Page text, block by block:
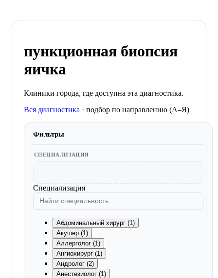
пункционная биопсия
яичка
Клиники города, где доступна эта диагностика.
Вся диагностика · подбор по направлению (A–Я)
Фильтры
СПЕЦИАЛИЗАЦИЯ
Специализация
Абдоминальный хирург (1)
Акушер (1)
Аллерголог (1)
Ангиохирург (1)
Андролог (2)
Анестезиолог (1)